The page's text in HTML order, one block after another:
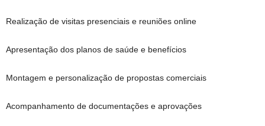
Realização de visitas presenciais e reuniões online
Apresentação dos planos de saúde e benefícios
Montagem e personalização de propostas comerciais
Acompanhamento de documentações e aprovações